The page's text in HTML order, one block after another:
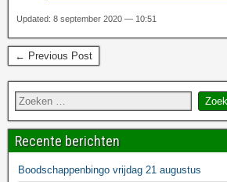
Updated: 8 september 2020 — 10:51
← Previous Post
Recente berichten
Boodschappenbingo vrijdag 21 augustus